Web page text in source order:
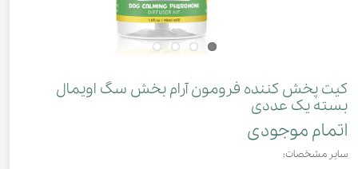
کیت پخش کننده فرومون آرام بخش سگ اویمال
بسته یک عددی
اتمام موجودی
سایر مشخصات: